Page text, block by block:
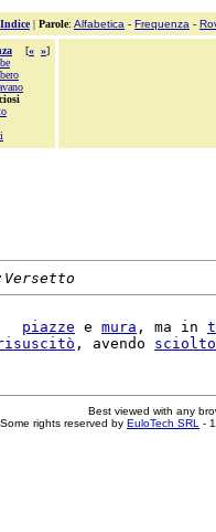
Indice| Parole: Alfabetica - Frequenza -
[« »]
piazze e mura , ma in
, avendo sciolto
Best viewed with any
rights reserved by EuloTech SRL -